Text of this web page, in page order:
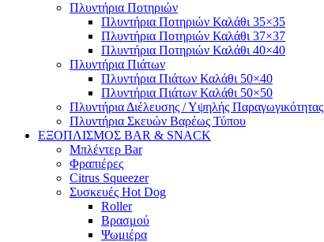
Πλυντήρια Ποτηριών
Πλυντήρια Ποτηριών Καλάθι 35×35
Πλυντήρια Ποτηριών Καλάθι 37×37
Πλυντήρια Ποτηριών Καλάθι 40×40
Πλυντήρια Πιάτων
Πλυντήρια Πιάτων Καλάθι 50×40
Πλυντήρια Πιάτων Καλάθι 50×50
Πλυντήρια Διέλευσης / Υψηλής Παραγωγικότητας
Πλυντήρια Σκευών Βαρέως Τύπου
ΕΞΟΠΛΙΣΜΟΣ BAR & SNACK
Μπλέντερ Bar
Φραπιέρες
Citrus Squeezer
Συσκευές Hot Dog
Roller
Βρασμού
Ψωμιέρα